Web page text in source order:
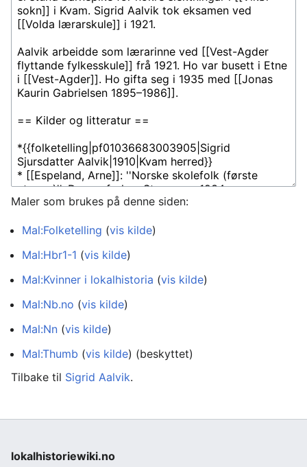
Maler som brukes på denne siden:
Mal:Folketelling (vis kilde)
Mal:Hbr1-1 (vis kilde)
Mal:Kvinner i lokalhistoria (vis kilde)
Mal:Nb.no (vis kilde)
Mal:Nn (vis kilde)
Mal:Thumb (vis kilde) (beskyttet)
Tilbake til Sigrid Aalvik.
lokalhistoriewiki.no